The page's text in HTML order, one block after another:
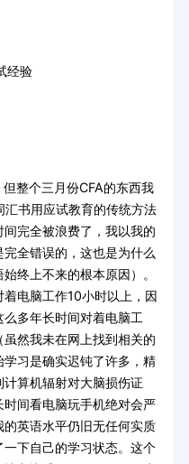
但整个三月份CFA的东西我
书用应试教育的传统方法
完全被浪费了，我以我的
全错误的，这也是为什么
终上不来的根本原因）。
电脑工作10小时以上，因
多年长时间对着电脑工
然我未在网上找到相关的
习是确实迟钝了许多，精
算机辐射对大脑损伤证
间看电脑玩手机绝对会严
英语水平仍旧无任何实质
下自己的学习状态。这个